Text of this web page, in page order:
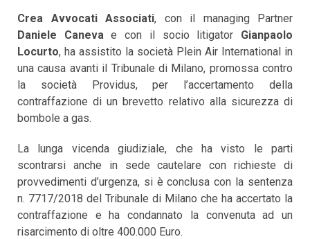
Crea Avvocati Associati, con il managing Partner
Daniele Caneva e con il socio litigator Gianpaolo
Locurto, ha assistito la società Plein Air International in
una causa avanti il Tribunale di Milano, promossa contro
la società Providus, per l’accertamento della
contraffazione di un brevetto relativo alla sicurezza di
bombole a gas.
La lunga vicenda giudiziale, che ha visto le parti
scontrarsi anche in sede cautelare con richieste di
provvedimenti d’urgenza, si è conclusa con la sentenza
n. 7717/2018 del Tribunale di Milano che ha accertato la
contraffazione e ha condannato la convenuta ad un
risarcimento di oltre 400.000 Euro.